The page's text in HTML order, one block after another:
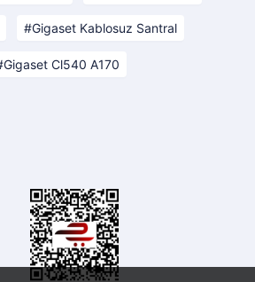
Gigaset Kablosuz Santral
Gigaset Cl540 A170